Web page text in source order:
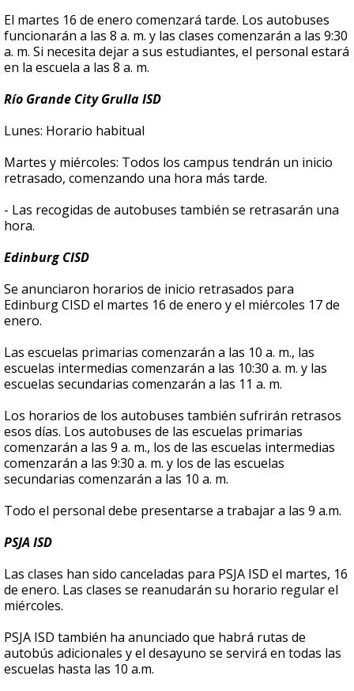
El martes 16 de enero comenzará tarde. Los autobuses
funcionarán a las 8 a. m. y las clases comenzarán a las 9:30
a. m. Si necesita dejar a sus estudiantes, el personal estará
en la escuela a las 8 a. m.
Río Grande City Grulla ISD
Lunes: Horario habitual
Martes y miércoles: Todos los campus tendrán un inicio
retrasado, comenzando una hora más tarde.
- Las recogidas de autobuses también se retrasarán una
hora.
Edinburg CISD
Se anunciaron horarios de inicio retrasados para
Edinburg CISD el martes 16 de enero y el miércoles 17 de
enero.
Las escuelas primarias comenzarán a las 10 a. m., las
escuelas intermedias comenzarán a las 10:30 a. m. y las
escuelas secundarias comenzarán a las 11 a. m.
Los horarios de los autobuses también sufrirán retrasos
esos días. Los autobuses de las escuelas primarias
comenzarán a las 9 a. m., los de las escuelas intermedias
comenzarán a las 9:30 a. m. y los de las escuelas
secundarias comenzarán a las 10 a. m.
Todo el personal debe presentarse a trabajar a las 9 a.m.
PSJA ISD
Las clases han sido canceladas para PSJA ISD el martes, 16
de enero. Las clases se reanudarán su horario regular el
miércoles.
PSJA ISD también ha anunciado que habrá rutas de
autobús adicionales y el desayuno se servirá en todas las
escuelas hasta las 10 a.m.